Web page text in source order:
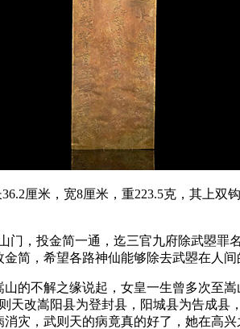
米，宽8厘米，重223.5克，其上双
投金简一通，迄三官九府除武曌罪
简，希望各路神仙能够除去武曌在人间
不解之缘说起，女皇一生曾多次至
改嵩阳县为登封县，阳城县为告成
灾，武则天的病竟真的好了，她在高